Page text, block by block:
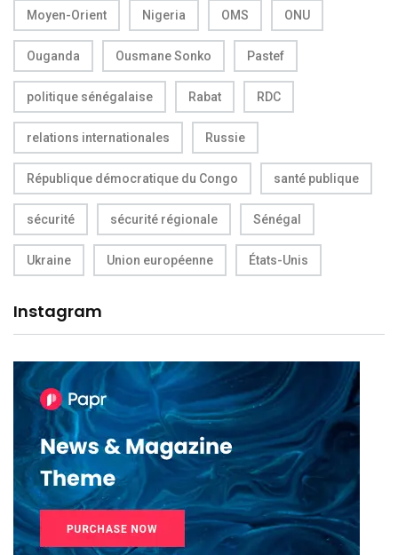
Moyen-Orient Nigeria OMS ONU
Ouganda Ousmane Sonko Pastef
politique sénégalaise Rabat RDC
relations internationales Russie
République démocratique du Congo santé publique
sécurité sécurité régionale Sénégal
Ukraine Union européenne États-Unis
Instagram